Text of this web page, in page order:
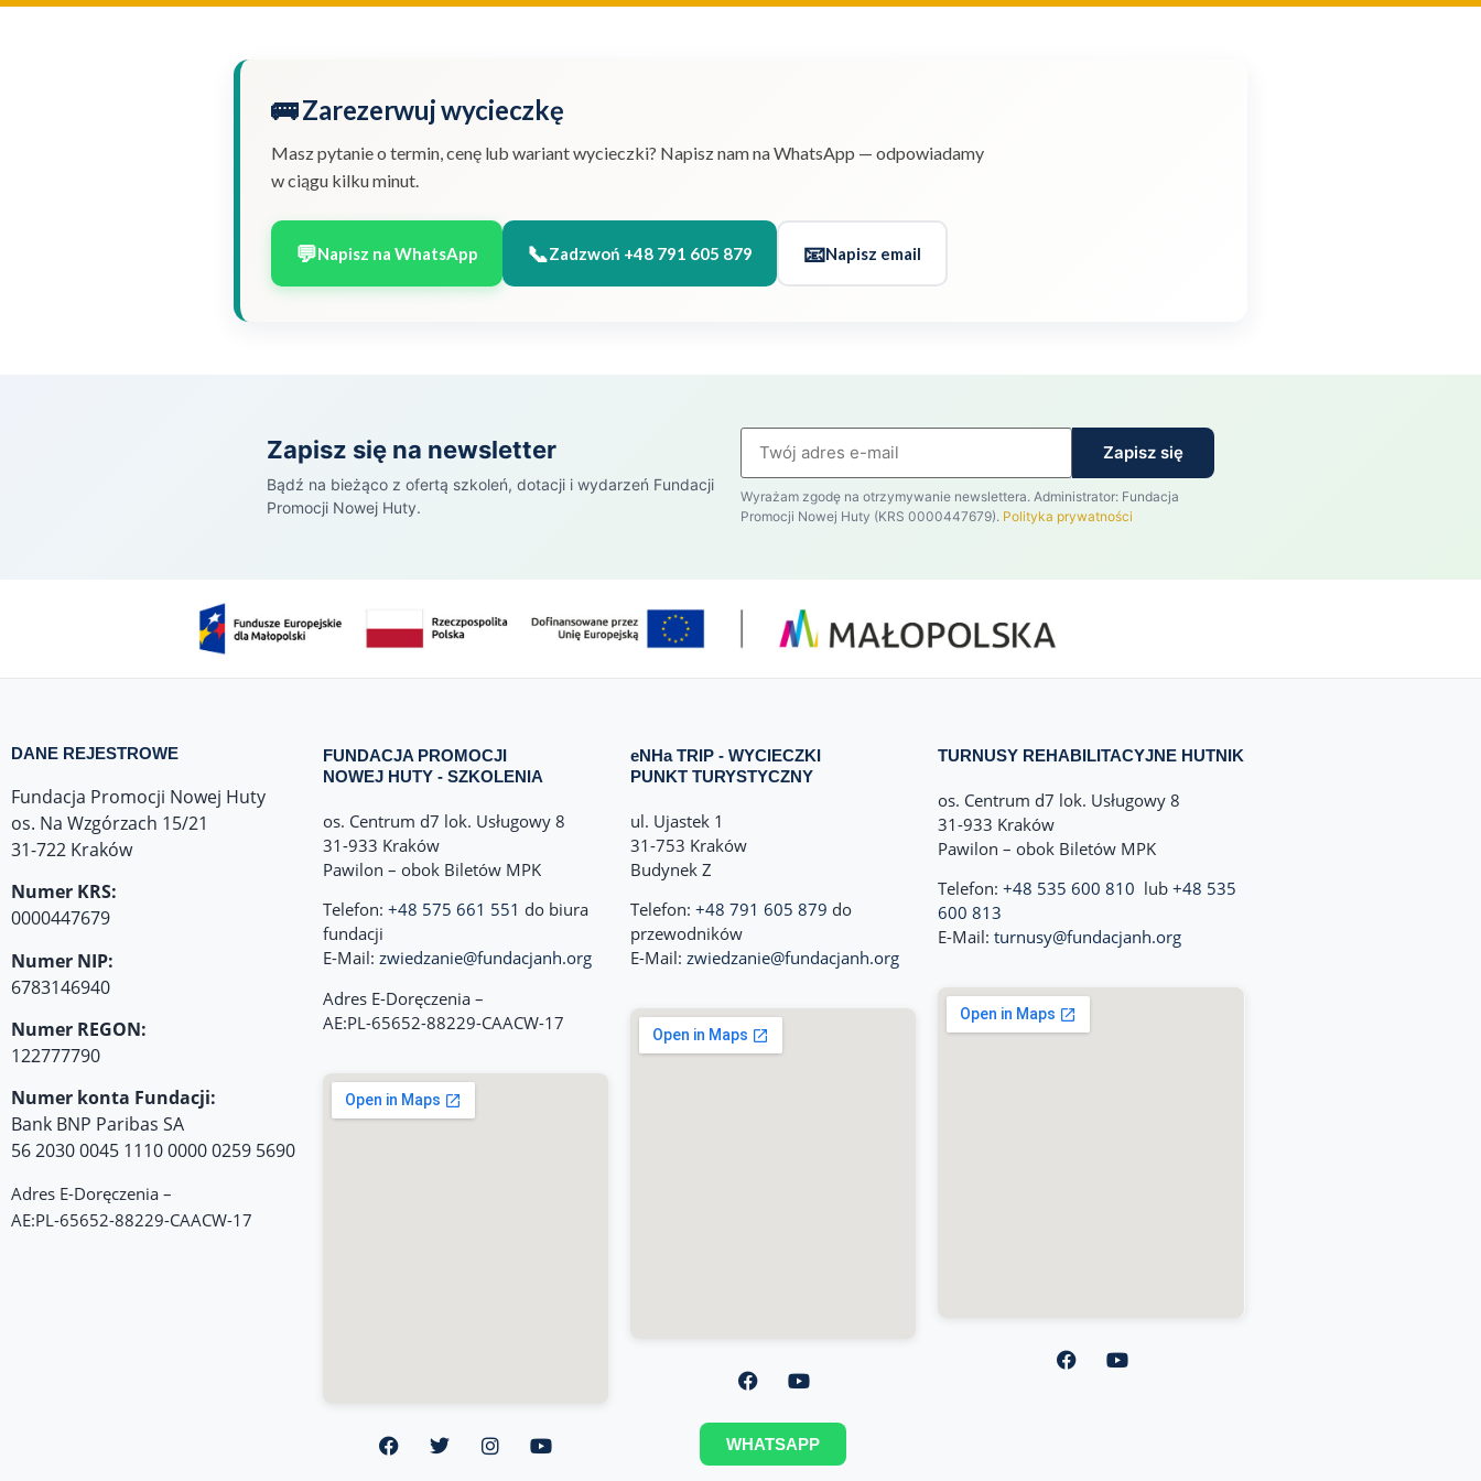
🚌 Zarezerwuj wycieczkę
Masz pytanie o termin, cenę lub wariant wycieczki? Napisz nam na WhatsApp — odpowiadamy
w ciągu kilku minut.
💬Napisz na WhatsApp 📞Zadzwoń +48 791 605 879 📧Napisz email
Zapisz się na newsletter
Bądź na bieżąco z ofertą szkoleń, dotacji i wydarzeń Fundacji
Promocji Nowej Huty.
Zapisz się
Wyrażam zgodę na otrzymywanie newslettera. Administrator: Fundacja
Promocji Nowej Huty (KRS 0000447679). Polityka prywatności
DANE REJESTROWE
Fundacja Promocji Nowej Huty
os. Na Wzgórzach 15/21
31-722 Kraków
Numer KRS:
0000447679
Numer NIP:
6783146940
Numer REGON:
122777790
Numer konta Fundacji:
Bank BNP Paribas SA
56 2030 0045 1110 0000 0259 5690
Adres E-Doręczenia –
AE:PL-65652-88229-CAACW-17
FUNDACJA PROMOCJI
NOWEJ HUTY - SZKOLENIA
os. Centrum d7 lok. Usługowy 8
31-933 Kraków
Pawilon – obok Biletów MPK
Telefon: +48 575 661 551 do biura
fundacji
E-Mail: zwiedzanie@fundacjanh.org
Adres E-Doręczenia –
AE:PL-65652-88229-CAACW-17
eNHa TRIP - WYCIECZKI
PUNKT TURYSTYCZNY
ul. Ujastek 1
31-753 Kraków
Budynek Z
Telefon:+48 791 605 879 do
przewodników
E-Mail:zwiedzanie@fundacjanh.org
WHATSAPP
TURNUSY REHABILITACYJNE HUTNIK
os. Centrum d7 lok. Usługowy 8
31-933 Kraków
Pawilon – obok Biletów MPK
Telefon:+48 535 600 810 lub+48 535
600 813
E-Mail:turnusy@fundacjanh.org